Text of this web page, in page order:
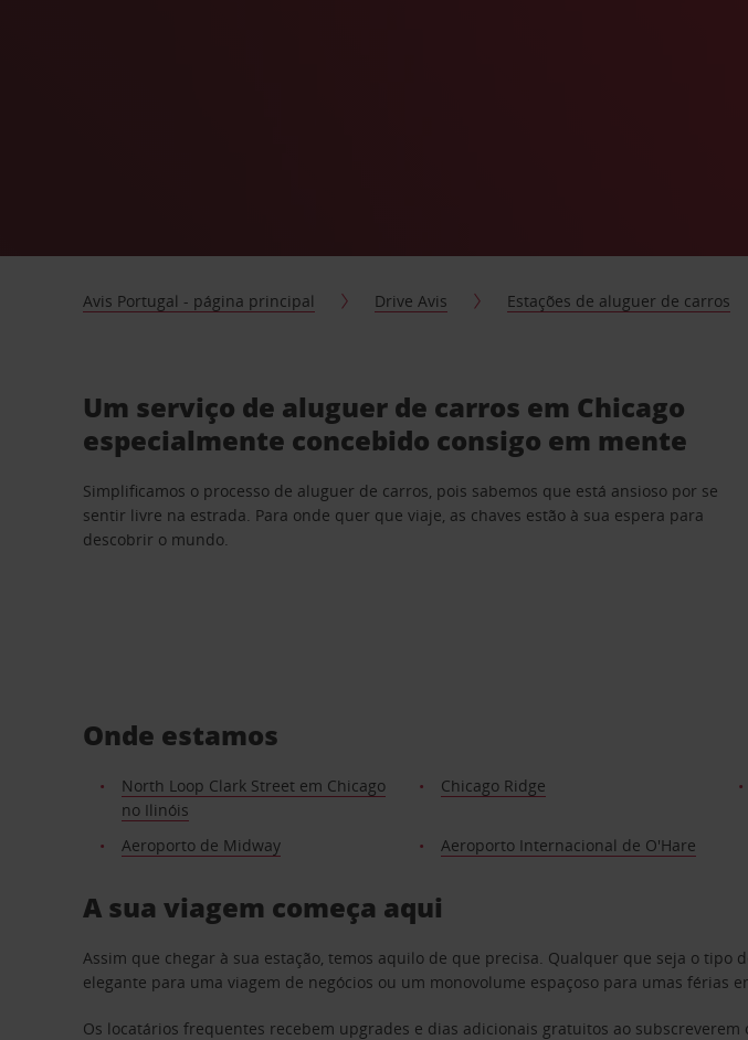
Avis Portugal - página principal Drive Avis Estações de aluguer de carros
Um serviço de aluguer de carros em Chicago
especialmente concebido consigo em mente
Simplificamos o processo de aluguer de carros, pois sabemos que está ansioso por se
sentir livre na estrada. Para onde quer que viaje, as chaves estão à sua espera para
descobrir o mundo.
Onde estamos
North Loop Clark Street em Chicago
no Ilinóis
Chicago Ridge
Aeroporto de Midway Aeroporto Internacional de O'Hare
A sua viagem começa aqui
Assim que chegar à sua estação, temos aquilo de que precisa. Qualquer que seja o
elegante para uma viagem de negócios ou um monovolume espaçoso para umas férias
Os locatários frequentes recebem upgrades e dias adicionais gratuitos ao